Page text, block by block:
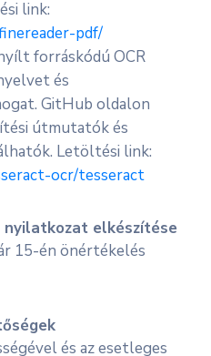
link:
pdf/
forráskódú OCR
és
GitHub oldalon
útmutatók és
Letöltési link:
ocr/tesseract
elkészítése
15-én önértékelés
és az esetleges